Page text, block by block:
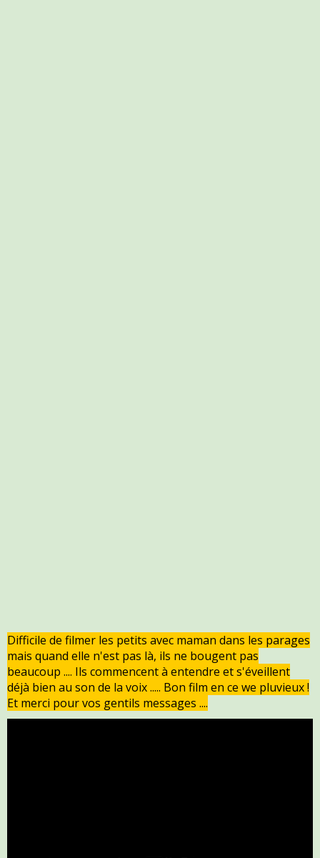
Difficile de filmer les petits avec maman dans les parages
mais quand elle n'est pas là, ils ne bougent pas
beaucoup .... Ils commencent à entendre et s'éveillent
déjà bien au son de la voix ..... Bon film en ce we pluvieux !
Et merci pour vos gentils messages ....